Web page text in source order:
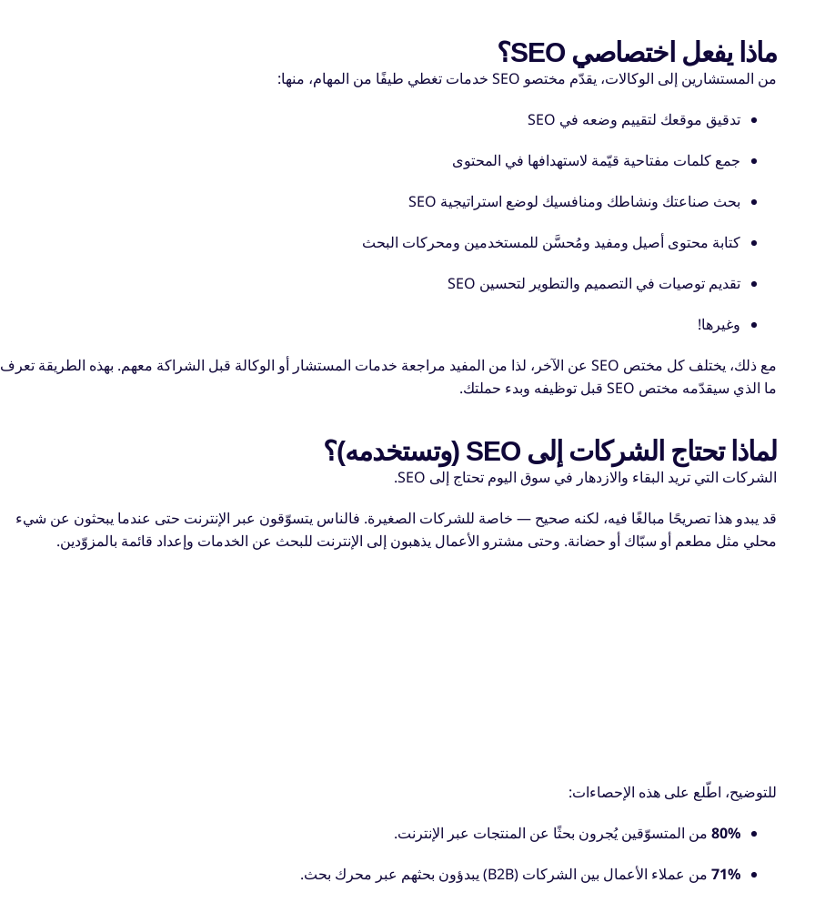
ماذا يفعل اختصاصي SEO؟
من المستشارين إلى الوكالات، يقدّم مختصو SEO خدمات تغطي طيفًا من المهام، منها:
تدقيق موقعك لتقييم وضعه في SEO
جمع كلمات مفتاحية قيّمة لاستهدافها في المحتوى
بحث صناعتك ونشاطك ومنافسيك لوضع استراتيجية SEO
كتابة محتوى أصيل ومفيد ومُحسَّن للمستخدمين ومحركات البحث
تقديم توصيات في التصميم والتطوير لتحسين SEO
وغيرها!
مع ذلك، يختلف كل مختص SEO عن الآخر، لذا من المفيد مراجعة خدمات المستشار أو الوكالة قبل الشراكة معهم. بهذه الطريقة تعرف
ما الذي سيقدّمه مختص SEO قبل توظيفه وبدء حملتك.
لماذا تحتاج الشركات إلى SEO (وتستخدمه)؟
الشركات التي تريد البقاء والازدهار في سوق اليوم تحتاج إلى SEO.
قد يبدو هذا تصريحًا مبالغًا فيه، لكنه صحيح — خاصة للشركات الصغيرة. فالناس يتسوّقون عبر الإنترنت حتى عندما يبحثون عن شيء
محلي مثل مطعم أو سبّاك أو حضانة. وحتى مشترو الأعمال يذهبون إلى الإنترنت للبحث عن الخدمات وإعداد قائمة بالمزوّدين.
للتوضيح، اطّلع على هذه الإحصاءات:
80% من المتسوّقين يُجرون بحثًا عن المنتجات عبر الإنترنت.
71% من عملاء الأعمال بين الشركات (B2B) يبدؤون بحثهم عبر محرك بحث.